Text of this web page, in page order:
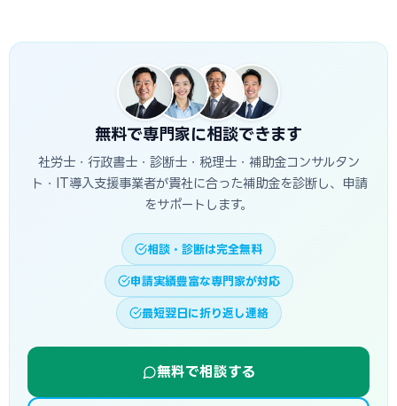
するAIライティングツールの導入をどの制度につなげるか、課
題起点での方針づくりから一緒に整理できます。申請の進め
方に迷っている段階でもお気軽にご相談いただけます。
無料で専門家に相談できます
社労士・行政書士・診断士・税理士・補助金コンサルタン
ト・IT導入支援事業者が貴社に合った補助金を診断し、申請
をサポートします。
相談・診断は完全無料
申請実績豊富な専門家が対応
最短翌日に折り返し連絡
無料で相談する